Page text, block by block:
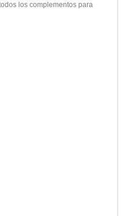
los complementos para